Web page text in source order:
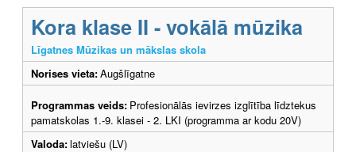
Kora klase II - vokālā mūzika
Līgatnes Mūzikas un mākslas skola
Norises vieta:Augšlīgatne
Programmas veids: Profesionālās ievirzes izglītība līdztekus
pamatskolas 1.-9. klasei - 2. LKI (programma ar kodu 20V)
Valoda:latviešu (LV)